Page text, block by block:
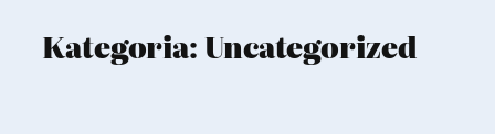
Kategoria:Uncategorized